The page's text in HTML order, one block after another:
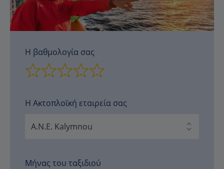
Η βαθμολογία σας
Η Ακτοπλοϊκή εταιρεία σας
Μήνας του ταξιδιού